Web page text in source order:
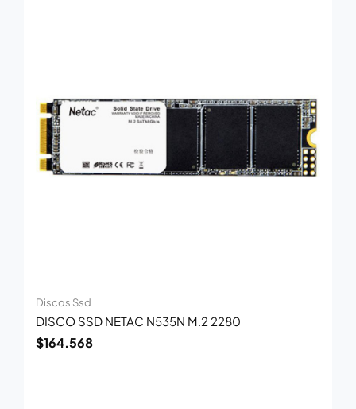
Discos Ssd
DISCO SSD NETAC N535N M.2 2280
$164.568